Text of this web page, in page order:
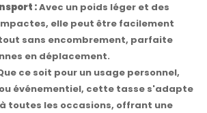
:Avec un poids léger et des
elle peut être facilement
sans encombrement, parfaite
en déplacement.
ce soit pour un usage personnel,
événementiel, cette tasse s'adapte
toutes les occasions, offrant une